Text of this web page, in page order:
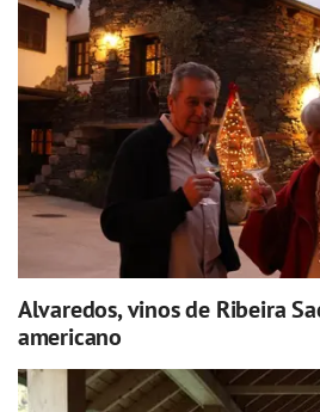
Alvaredos, vinos de Ribeira
americano